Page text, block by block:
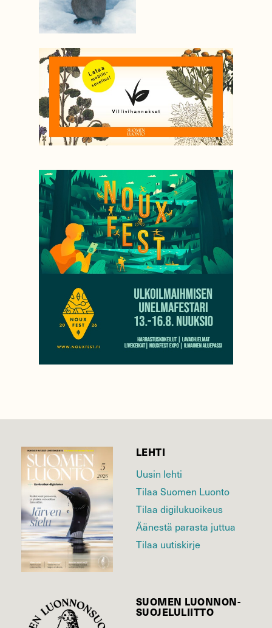
LEHTI
Uusin lehti
Tilaa Suomen Luonto
Tilaa digilukuoikeus
Äänestä parasta juttua
Tilaa uutiskirje
SUOMEN LUONNON­
SUOJELU­LIITTO